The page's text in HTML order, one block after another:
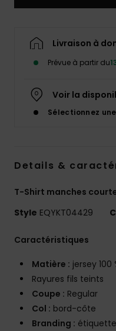
Livraison à
Prévue à partir du
Voir la
Sélectionnez
Details &
T-Shirt manches
Style EQYKT04429
Caractéristiques
Matière : jersey 100
Rayures fils teints
Coupe : Regular
Col : bord-côte
Branding :